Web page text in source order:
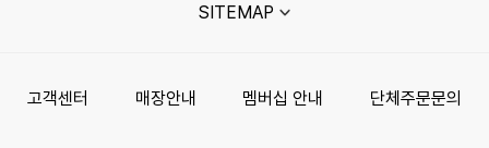
SITEMAP
고객센터 매장안내 멤버십 안내 단체주문문의